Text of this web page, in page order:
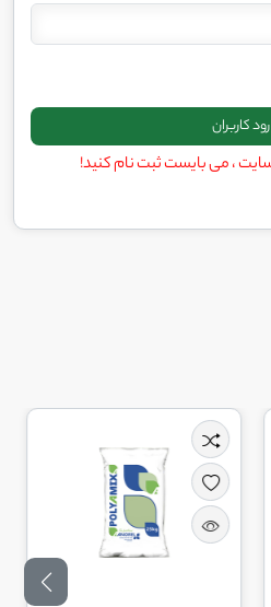
، می بایست ثبت نام کنید!